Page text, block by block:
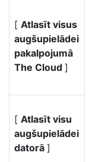
[ Atlasīt visus
augšupielādei
pakalpojumā
The Cloud ]
[ Atlasīt visu
augšupielādei
datorā ]